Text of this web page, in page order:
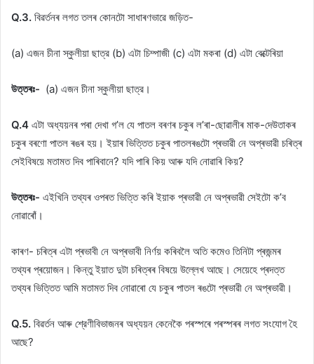
Q.3. বিৱর্তনৰ লগত তলৰ কোনটো সাধাৰণভাৱে জড়িত-
(a) এজন চীনা স্কুলীয়া ছাত্র (b) এটা চিম্পাজী (c) এটা মকৰা (d) এটা বেক্টেৰিয়া
উত্তৰঃ- (a) এজন চীনা স্কুলীয়া ছাত্র।
Q.4 এটা অধ্যয়নৰ পৰা দেখা গ’ল যে পাতল বৰণৰ চকুৰ ল’ৰা-ছােৱালীৰ মাক-দেউতাকৰ
চকুৰ বৰণাে পাতল ৰঙৰ হয়। ইয়াৰ ভিত্তিত চকুৰ পাতলৰঙটো প্ৰভাৱী নে অপ্ৰভাৱী চৰিত্ৰ
সেইবিষয়ে মতামত দিব পাৰিবানে? যদি পাৰি কিয় আৰু যদি নােৱাৰি কিয়?
উত্তৰঃ- এইখিনি তথ্যৰ ওপৰত ভিত্তি কৰি ইয়াক প্ৰভাৱী নে অপ্ৰভাৱী সেইটো ক’ব
নোৱাৰোঁ।
কাৰণ- চৰিত্ৰ এটা প্ৰভাবী নে অপ্ৰভাবী নিৰ্ণয় কৰিবলৈ অতি কমেও তিনিটা প্ৰজন্মৰ
তথ্যৰ প্ৰয়োজন। কিন্তু ইয়াত দুটা চৰিত্ৰৰ বিষয়ে উল্লেখ আছে। সেয়েহে প্ৰদত্ত
তথ্যৰ ভিত্তিত আমি মতামত দিব নোৱাৰো যে চকুৰ পাতল ৰঙটো প্ৰভাৱী নে অপ্ৰভাৱী।
Q.5. বিৱৰ্তন আৰু শ্রেণীবিভাজনৰ অধ্যয়ন কেনেকৈ পৰস্পৰে পৰস্পৰৰ লগত সংযােগ হৈ
আছে?